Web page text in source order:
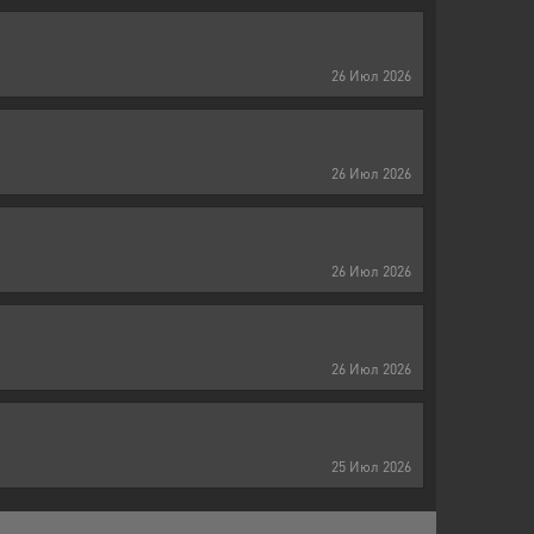
26 Июл 2026
26 Июл 2026
26 Июл 2026
26 Июл 2026
25 Июл 2026